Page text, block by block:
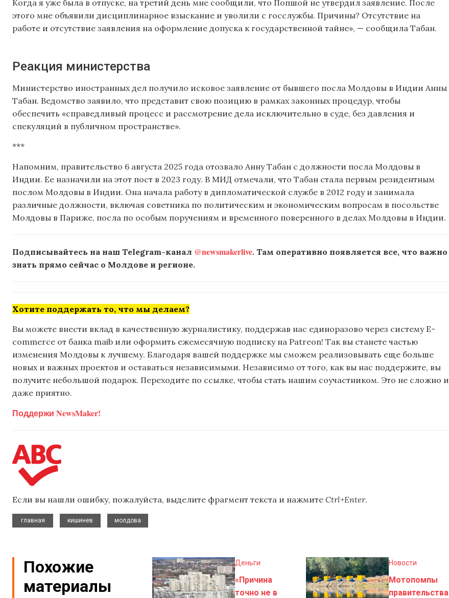
Когда я уже была в отпуске, на третий день мне сообщили, что Попшой не утвердил заявление. После
этого мне объявили дисциплинарное взыскание и уволили с госслужбы. Причины? Отсутствие на
работе и отсутствие заявления на оформление допуска к государственной тайне», — сообщила Табан.
Реакция министерства
Министерство иностранных дел получило исковое заявление от бывшего посла Молдовы в Индии Анны
Табан. Ведомство заявило, что представит свою позицию в рамках законных процедур, чтобы
обеспечить «справедливый процесс и рассмотрение дела исключительно в суде, без давления и
спекуляций в публичном пространстве».
***
Напомним, правительство 6 августа 2025 года отозвало Анну Табан с должности посла Молдовы в
Индии. Ее назначили на этот пост в 2023 году. В МИД отмечали, что Табан стала первым резидентным
послом Молдовы в Индии. Она начала работу в дипломатической службе в 2012 году и занимала
различные должности, включая советника по политическим и экономическим вопросам в посольстве
Молдовы в Париже, посла по особым поручениям и временного поверенного в делах Молдовы в Индии.
Подписывайтесь на наш Telegram-канал @newsmakerlive. Там оперативно появляется все, что важно
знать прямо сейчас о Молдове и регионе.
Хотите поддержать то, что мы делаем?
Вы можете внести вклад в качественную журналистику, поддержав нас единоразово через систему E-
commerce от банка maib или оформить ежемесячную подписку на Patreon! Так вы станете частью
изменения Молдовы к лучшему. Благодаря вашей поддержке мы сможем реализовывать еще больше
новых и важных проектов и оставаться независимыми. Независимо от того, как вы нас поддержите, вы
получите небольшой подарок. Переходите по ссылке, чтобы стать нашим соучастником. Это не сложно и
даже приятно.
Поддержи NewsMaker!
Если вы нашли ошибку, пожалуйста, выделите фрагмент текста и нажмите Ctrl+Enter.
главная
кишинев
молдова
Похожие
материалы
Деньги
«Причина
точно не в
Новости
Мотопомпы
правительства